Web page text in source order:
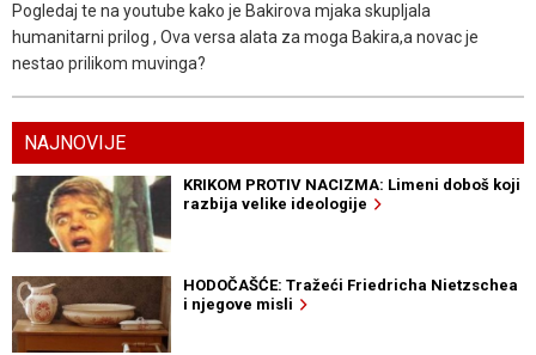
Pogledaj te na youtube kako je Bakirova mjaka skupljala
humanitarni prilog , Ova versa alata za moga Bakira,a novac je
nestao prilikom muvinga?
NAJNOVIJE
KRIKOM PROTIV NACIZMA: Limeni doboš koji
razbija velike ideologije
HODOČAŠĆE: Tražeći Friedricha Nietzschea
i njegove misli